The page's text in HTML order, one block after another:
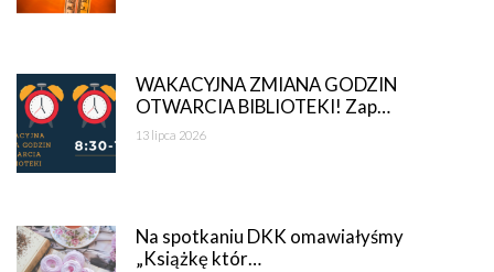
WAKACYJNA ZMIANA GODZIN
OTWARCIA BIBLIOTEKI! Zap…
13 lipca 2026
Na spotkaniu DKK omawiałyśmy
„Książkę któr…